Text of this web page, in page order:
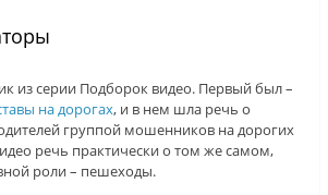
из серии Подборок видео. Первый был –
на дорогах, и в нем шла речь о
группой мошенников на дорогих
речь практически о том же самом,
роли – пешеходы.